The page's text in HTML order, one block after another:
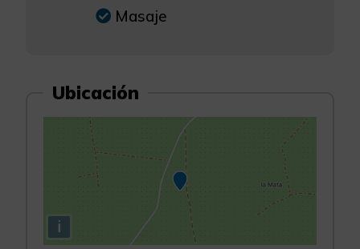
Masaje
Ubicación
i